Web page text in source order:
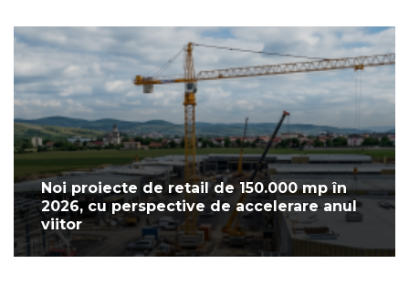
Noi proiecte de retail de 150.000 mp în
2026, cu perspective de accelerare anul
viitor